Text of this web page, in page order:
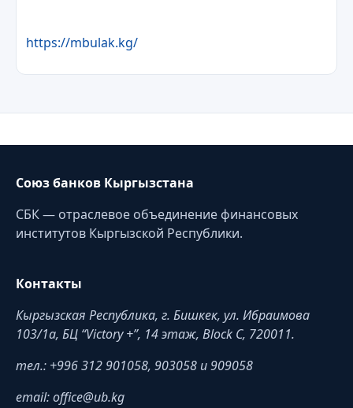
https://mbulak.kg/
Союз банков Кыргызстана
СБК — отраслевое объединение финансовых
институтов Кыргызской Республики.
Контакты
Кыргызская Республика, г. Бишкек, ул. Ибраимова
103/1a, БЦ “Victory +”, 14 этаж, Block C, 720011.
тел.: +996 312 901058, 903058 и 909058
email: office@ub.kg